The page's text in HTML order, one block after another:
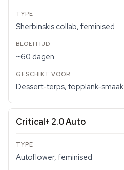
Sherbinskis collab, feminised
~60 dagen
Dessert-terps, topplank-smaak
Critical+ 2.0 Auto
Autoflower, feminised